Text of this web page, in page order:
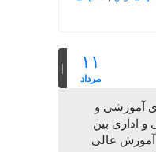
۱۱
مرداد
آموزشی و
و اداری بین
عالی